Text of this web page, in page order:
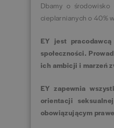
Dbamy o
cieplarnianych o 40%
EY jest
społeczności.
ich ambicji i marzeń
EY zapewnia
orientacji
obowiązującym